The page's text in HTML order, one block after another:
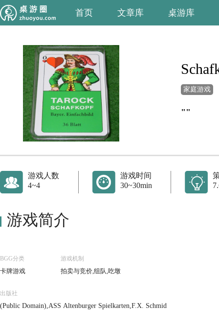
首页 文章库 桌游库
家庭游戏
""
游戏人数
4~4
游戏时间
30~30min
游戏简介
BGG分类
卡牌游戏
游戏机制
拍卖与竞价,组队,吃墩
出版社
(Public Domain),ASS Altenburger Spielkarten,F.X. Schmid